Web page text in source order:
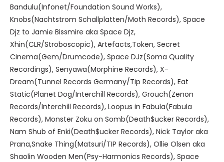
Bandulu(Infonet/Foundation Sound Works),
Knobs(Nachtstrom Schallplatten/Moth Records), Space
Djz to Jamie Bissmire aka Space Djz,
Xhin(CLR/Stroboscopic), Artefacts,Token, Secret
Cinema(Gem/Drumcode), Space DJz(Soma Quality
Recordings), Senyawa(Morphine Records), X-
Dream(Tunnel Records Germany/Tip Records), Eat
Static(Planet Dog/Interchill Records), Grouch(Zenon
Records/Interchill Records), Loopus in Fabula(Fabula
Records), Monster Zoku on Somb(Death$ucker Records),
Nam Shub of Enki(Death$ucker Records), Nick Taylor aka
Prana,Snake Thing(Matsuri/TIP Records), Ollie Olsen aka
Shaolin Wooden Men(Psy-Harmonics Records), Space